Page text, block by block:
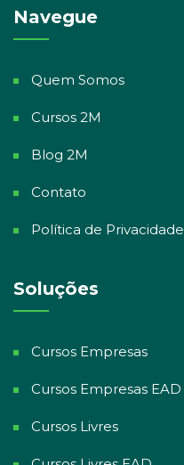
Navegue
Quem Somos
Cursos 2M
Blog 2M
Contato
Política de Privacidade
Soluções
Cursos Empresas
Cursos Empresas EAD
Cursos Livres